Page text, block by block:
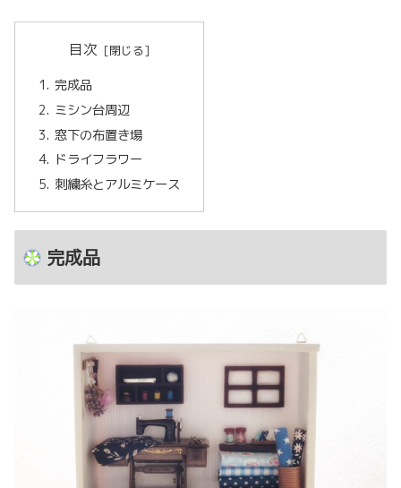
目次
完成品
ミシン台周辺
窓下の布置き場
ドライフラワー
刺繍糸とアルミケース
完成品